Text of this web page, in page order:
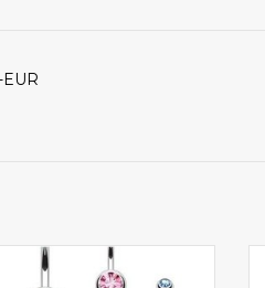
Bauchnabelpiercing mit einem
Anker und Kreuz als Anhänger